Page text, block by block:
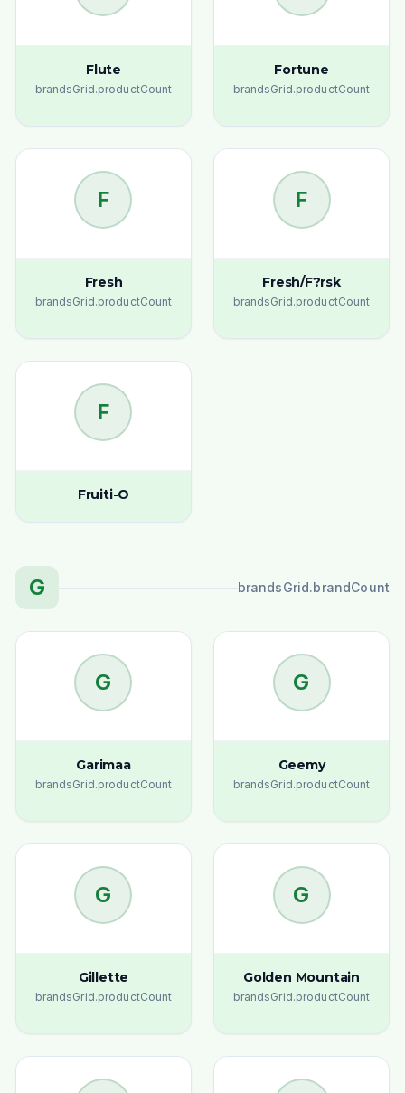
Flute
brandsGrid.productCount
Fortune
brandsGrid.productCount
F
Fresh
brandsGrid.productCount
F
Fresh/F?rsk
brandsGrid.productCount
F
Fruiti-O
G brandsGrid.brandCount
G
Garimaa
brandsGrid.productCount
G
Geemy
brandsGrid.productCount
G
Gillette
brandsGrid.productCount
G
Golden Mountain
brandsGrid.productCount